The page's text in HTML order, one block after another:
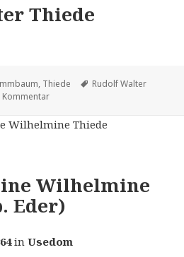
Thiede
, Thiede Tags
Rudolf Walter
Kommentarzu Rudolf Walter Thiede
Wilhelmine
Eder)
inUsedom